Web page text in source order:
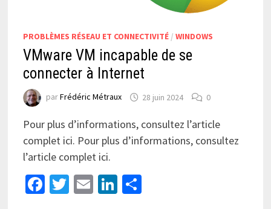
PROBLÈMES RÉSEAU ET CONNECTIVITÉ/ WINDOWS
VMware VM incapable de se
connecter à Internet
parFrédéric Métraux 28 juin 2024 0
Pour plus d’informations, consultez l’article
complet ici. Pour plus d’informations, consultez
l’article complet ici.
Facebook
Twitter
EmailLinkedIn
Partager